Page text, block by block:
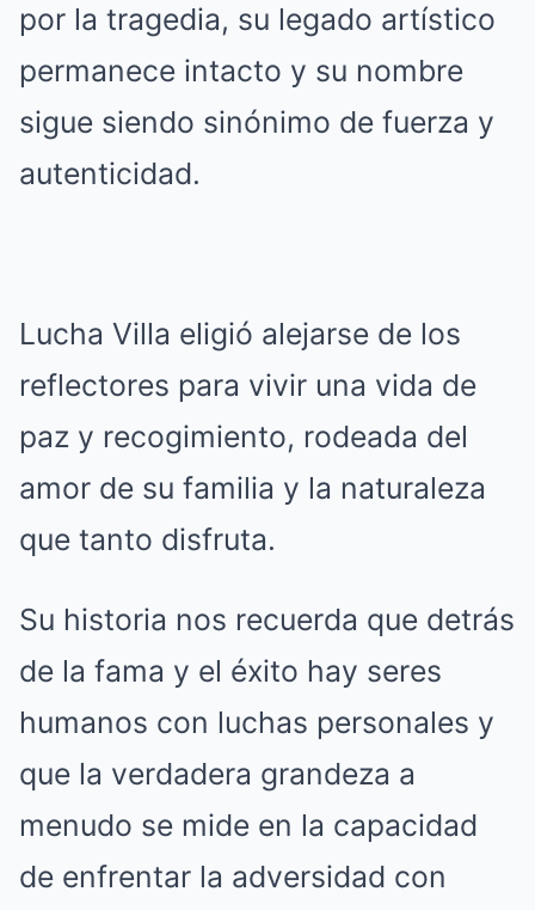
por la tragedia, su legado artístico
permanece intacto y su nombre
sigue siendo sinónimo de fuerza y
autenticidad.
Lucha Villa eligió alejarse de los
reflectores para vivir una vida de
paz y recogimiento, rodeada del
amor de su familia y la naturaleza
que tanto disfruta.
Su historia nos recuerda que detrás
de la fama y el éxito hay seres
humanos con luchas personales y
que la verdadera grandeza a
menudo se mide en la capacidad
de enfrentar la adversidad con